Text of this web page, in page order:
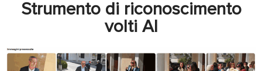
Strumento di riconoscimento
volti AI